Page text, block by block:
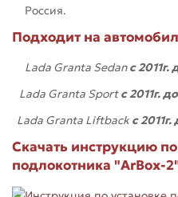
Россия.
Подходит на
Lada Granta Sedanс 2011г.
Lada Granta Sportс 2011г.до
Lada Granta Liftback с 2011г.
Скачать инструкцию
подлокотника "ArBox-